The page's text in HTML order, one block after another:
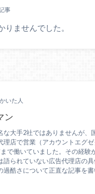
事
りませんでした。
いた人
ン
な大手2社ではありませんが、
理店で営業（アカウントエグ
で働いていました。その経験
語られていない広告代理店の
過酷さについて正直な記事を書